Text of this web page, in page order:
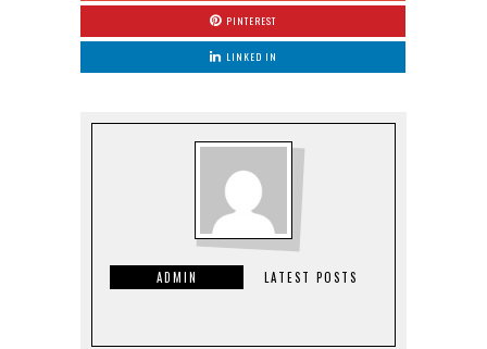
PINTEREST
LINKED IN
ADMIN LATEST POSTS